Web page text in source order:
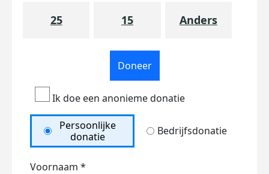
25 15 Anders
Doneer
Ik doe een anonieme donatie
Persoonlijke
donatie
Bedrijfsdonatie
Voornaam *